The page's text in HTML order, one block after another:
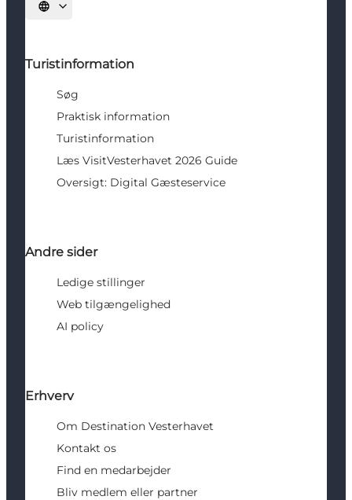
Vælg sprog
Turistinformation
Søg
Praktisk information
Turistinformation
Læs VisitVesterhavet 2026 Guide
Oversigt: Digital Gæsteservice
Andre sider
Ledige stillinger
Web tilgængelighed
AI policy
Erhverv
Om Destination Vesterhavet
Kontakt os
Find en medarbejder
Bliv medlem eller partner